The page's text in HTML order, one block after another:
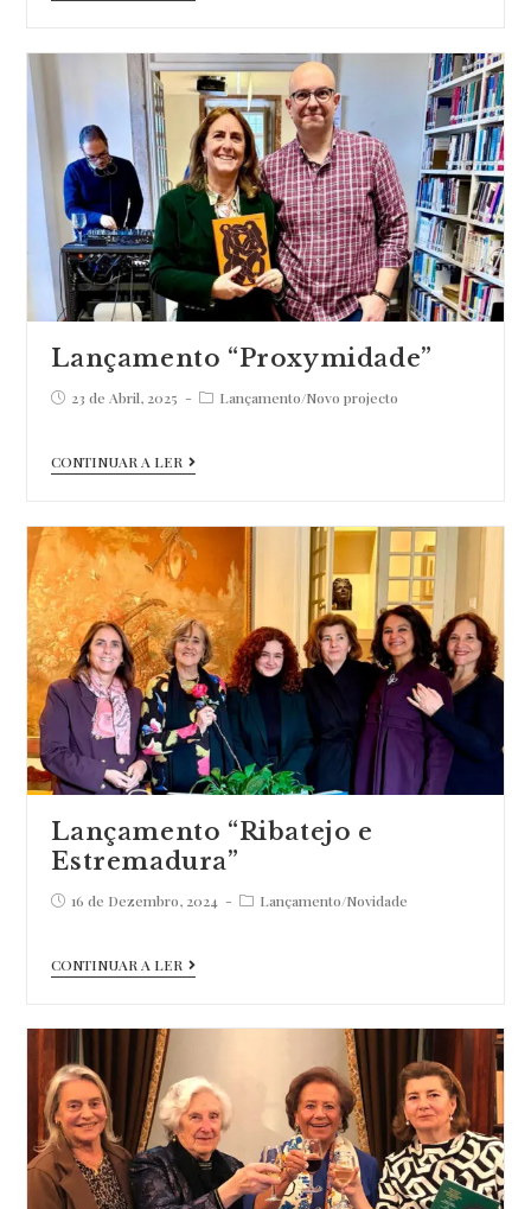
Pousio”
na
Madeira
Lançamento “Proxymidade”
Post23 de Abril, 2025
PostLançamento/Novo projecto
CONTINUAR A LER
Lançamento
Lançamento “Ribatejo e
Estremadura”
Post16 de Dezembro, 2024
PostLançamento/Novidade
CONTINUAR A LER
Lançamento
e